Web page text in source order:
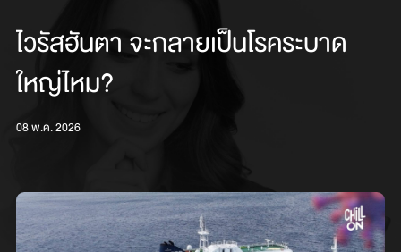
ไวรัสฮันตา จะกลายเป็นโรคระบาด
ใหญ่ไหม?
08 พ.ค. 2026